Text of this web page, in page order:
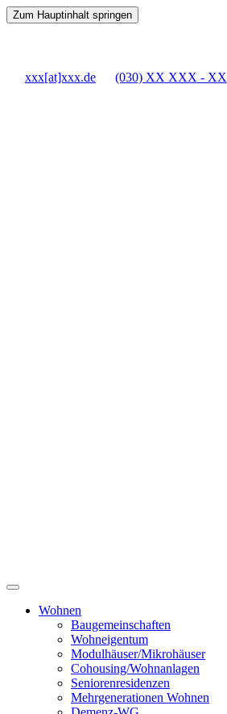
Zum Hauptinhalt springen
xxx[at]xxx.de (030) XX XXX - XX
Wohnen
Baugemeinschaften
Wohneigentum
Modulhäuser/Mikrohäuser
Cohousing/Wohnanlagen
Seniorenresidenzen
Mehrgenerationen Wohnen